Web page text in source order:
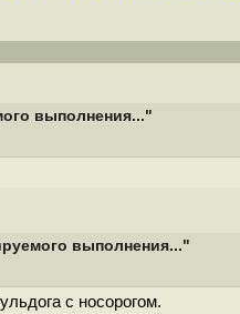
выполнения..."
выполнения..."
с носорогом.